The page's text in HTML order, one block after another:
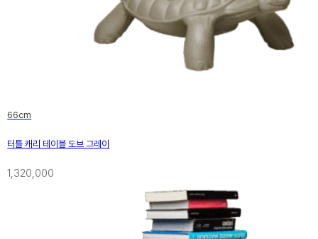
66cm
터틀 캐리 테이블 도브 그레이
1,320,000